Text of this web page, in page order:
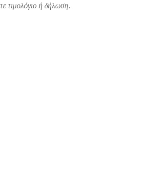
τιμολόγιο ή δήλωση.